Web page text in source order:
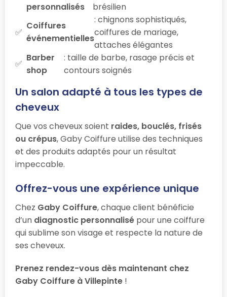
personnalisés
brésilien
Coiffures
événementielles
: chignons sophistiqués,
coiffures de mariage,
attaches élégantes
Barber
shop
: taille de barbe, rasage précis et
contours soignés
Un salon adapté à tous les types de
cheveux
Que vos cheveux soient raides, bouclés, frisés
ou crépus, Gaby Coiffure utilise des techniques
et des produits adaptés pour un résultat
impeccable.
Offrez-vous une expérience unique
Chez Gaby Coiffure, chaque client bénéficie
d’un diagnostic personnalisé pour une coiffure
qui sublime son visage et respecte la nature de
ses cheveux.
Prenez rendez-vous dès maintenant chez
Gaby Coiffure à Villepinte !